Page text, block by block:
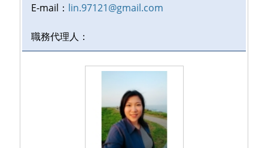
E-mail： lin.97121@gmail.com
職務代理人：